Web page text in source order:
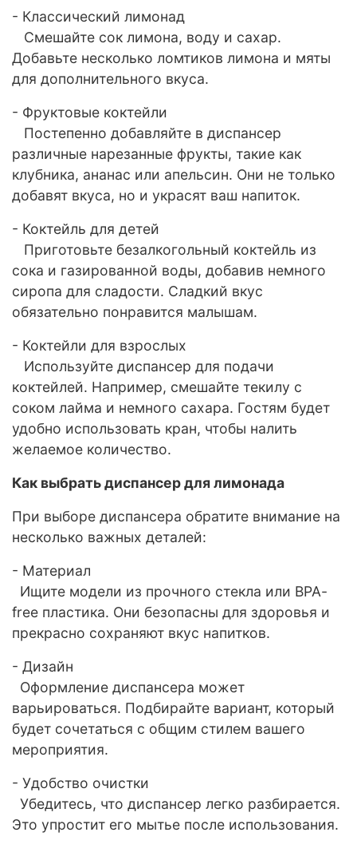
- Классический лимонад
Смешайте сок лимона, воду и сахар.
Добавьте несколько ломтиков лимона и мяты
для дополнительного вкуса.
- Фруктовые коктейли
Постепенно добавляйте в диспансер
различные нарезанные фрукты, такие как
клубника, ананас или апельсин. Они не только
добавят вкуса, но и украсят ваш напиток.
- Коктейль для детей
Приготовьте безалкогольный коктейль из
сока и газированной воды, добавив немного
сиропа для сладости. Сладкий вкус
обязательно понравится малышам.
- Коктейли для взрослых
Используйте диспансер для подачи
коктейлей. Например, смешайте текилу с
соком лайма и немного сахара. Гостям будет
удобно использовать кран, чтобы налить
желаемое количество.
Как выбрать диспансер для лимонада
При выборе диспансера обратите внимание на
несколько важных деталей:
- Материал
Ищите модели из прочного стекла или BPA-
free пластика. Они безопасны для здоровья и
прекрасно сохраняют вкус напитков.
- Дизайн
Оформление диспансера может
варьироваться. Подбирайте вариант, который
будет сочетаться с общим стилем вашего
мероприятия.
- Удобство очистки
Убедитесь, что диспансер легко разбирается.
Это упростит его мытье после использования.